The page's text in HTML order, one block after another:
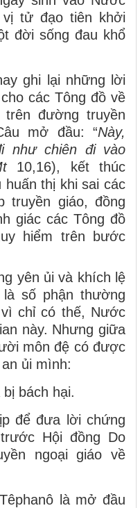
vị tử đạo tiên khởi
đời sống đau khổ
ghi lại những lời
các Tông đồ về
đường truyền
mở đầu: “Này,
như chiên đi vào
10,16), kết thúc
thị khi sai các
truyền giáo, đồng
giác các Tông đồ
hiểm trên bước
yên ủi và khích lệ
số phận thường
chỉ có thế, Nước
này. Nhưng giữa
môn đệ có được
ủi mình:
bách hại.
để đưa lời chứng
Hội đồng Do
ngoại giáo về
là mở đầu